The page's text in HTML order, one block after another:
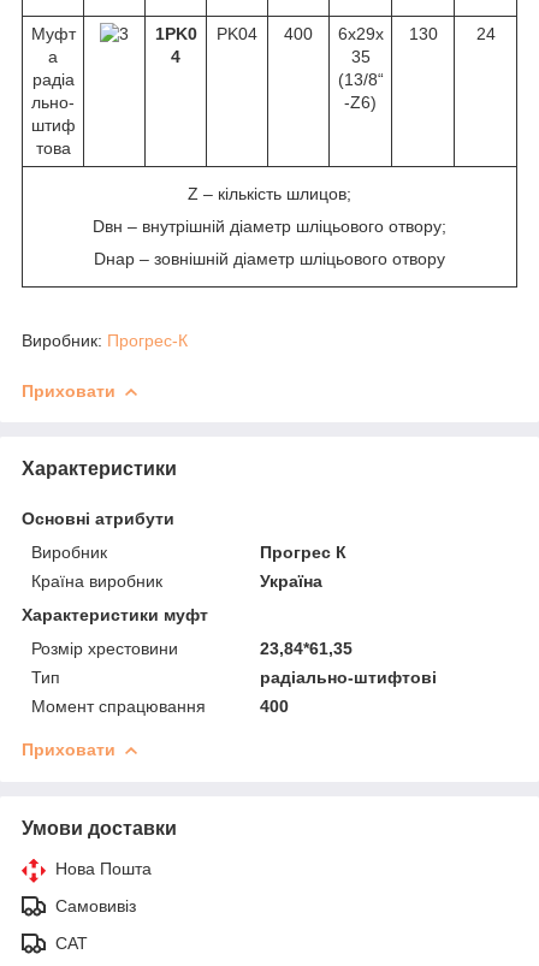
Муфт
а
радіа
льно-
штиф
това
1PK0
4
PK04 400
6х29х
35
(13/8“
-Z6)
130 24
Z – кількість шлицов;
Dвн – внутрішній діаметр шліцьового отвору;
Dнар – зовнішній діаметр шліцьового отвору
Виробник: Прогрес-К
Приховати
Характеристики
Основні атрибути
Виробник
Прогрес К
Країна виробник
Україна
Характеристики муфт
Розмір хрестовини
23,84*61,35
Тип
радіально-штифтові
Момент спрацювання
400
Приховати
Умови доставки
Нова Пошта
Самовивіз
САТ